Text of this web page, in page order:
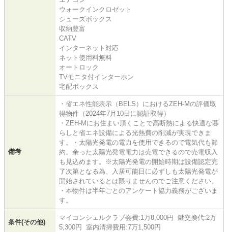
ウォークインクロゼット
シューズボックス
収納豊富
CATV
インターネット対応
ネット使用料無料
オートロック
TVモニタ付インターホン
宅配ボックス
備考
・省エネ性能表示（BELS）におけるZEH-Mの評価取
得物件（2024年7月10日に認証取得）
・ZEH-Mにお住まい頂くことで高断熱による快適な暮
らしと省エネ設備による光熱費の削減が実現できま
す。・太陽光発電の電力を使用できるので電気代も節
約。余った太陽光発電電力は売電できるので売電収入
も見込めます。※太陽光発電の開始時期は設備認定完
了次第となる為、入居可能日に必ずしも太陽光発電が
開始されているとは限りませんのでご注意ください。
・本物件は半年ごとのアンケート協力義務がございま
す。
条件(その他)
マイコンシェルクラブ会費:1万8,000円 鍵交換代:2万
5,300円 室内清掃費用:7万1,500円